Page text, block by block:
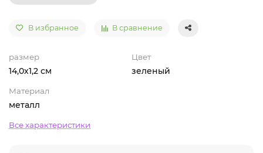
В избранное В сравнение
размер
14,0х1,2 см
Цвет
зеленый
Материал
металл
Все характеристики